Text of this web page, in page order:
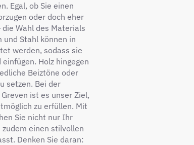
Egal, ob Sie einen
oder doch eher
Wahl des Materials
Stahl können in
werden, sodass sie
Holz hingegen
Beiztöne oder
setzen. Bei der
ist es unser Ziel,
zu erfüllen. Mit
Sie nicht nur Ihr
einen stilvollen
Denken Sie daran: